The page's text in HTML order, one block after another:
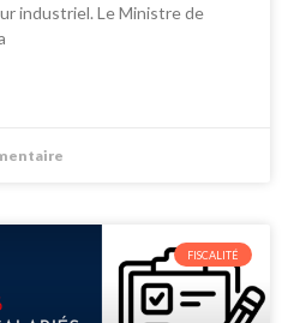
industriel. Le Ministre de
FISCALITÉ